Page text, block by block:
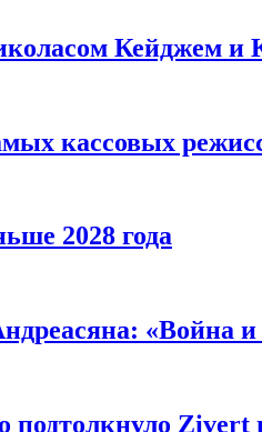
Кейджем и
кассовых
2028 года
«Война
Zivert